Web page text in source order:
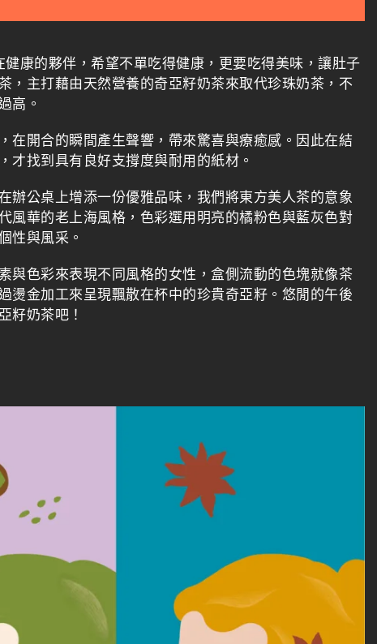
康的夥伴，希望不單吃得健康，更要吃得美味，讓肚子
，主打藉由天然營養的奇亞籽奶茶來取代珍珠奶茶，不
高。
在開合的瞬間產生聲響，帶來驚喜與療癒感。因此在結
才找到具有良好支撐度與耐用的紙材。
辦公桌上增添一份優雅品味，我們將東方美人茶的意象
風華的老上海風格，色彩選用明亮的橘粉色與藍灰色對
性與風采。
與色彩來表現不同風格的女性，盒側流動的色塊就像茶
燙金加工來呈現飄散在杯中的珍貴奇亞籽。悠閒的午後
籽奶茶吧！